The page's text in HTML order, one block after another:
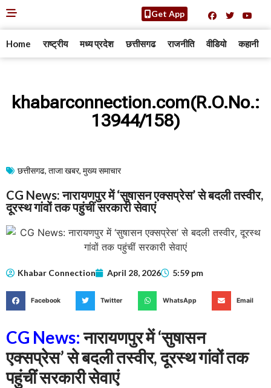
Get App
Home राष्ट्रीय मध्य प्रदेश छत्तीसगढ राजनीति वीडियो कहानी
khabarconnection.com(R.O.No.:
13944/158)
छत्तीसगढ, ताजा खबर, मुख्य समाचार​
CG News: नारायणपुर में ‘सुषासन एक्सप्रेस’ से बदली तस्वीर,
दूरस्थ गांवों तक पहुंचीं सरकारी सेवाएं
Khabar Connection April 28, 2026 5:59 pm
Facebook Twitter WhatsApp Email
CG News:नारायणपुर में ‘सुषासन
एक्सप्रेस’ से बदली तस्वीर, दूरस्थ गांवों तक
पहुंचीं सरकारी सेवाएं